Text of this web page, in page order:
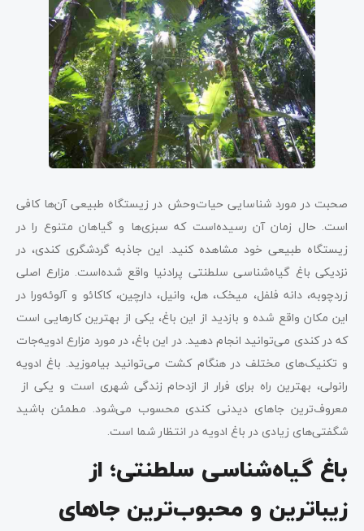
صحبت در مورد شناسایی حیات‌وحش در زیستگاه طبیعی آن‌ها کافی
است. حال زمان آن رسیده‌است که سبزی‌ها و گیاهان متنوع را در
زیستگاه طبیعی خود مشاهده کنید. این جاذبه‌ گردشگری کندی، در
نزدیکی باغ گیاه‌شناسی سلطنتی پرادنیا واقع شده‌است. مزارع اصلی
زردچوبه، دانه فلفل، میخک، هل، وانیل، دارچین، کاکائو و آلوئه‌ورا در
این مکان واقع شده و بازدید از این باغ، یکی از بهترین کارهایی است
که در کندی می‌توانید انجام دهید. در این باغ، در مورد مزارع ادویه‌جات
و تکنیک‌های مختلف در هنگام کشت می‌توانید بیاموزید. باغ ادویه
رانولی، بهترین راه برای فرار از ازدحام زندگی شهری است و یکی از
معرو‌ف‌ترین جاهای دیدنی کندی محسوب می‌شود. مطمئن باشید
شگفتی‌های زیادی در باغ ادویه در انتظار شما است.
باغ گیاه‌شناسی سلطنتی؛ از
زیباترین و محبوب‌ترین جاهای